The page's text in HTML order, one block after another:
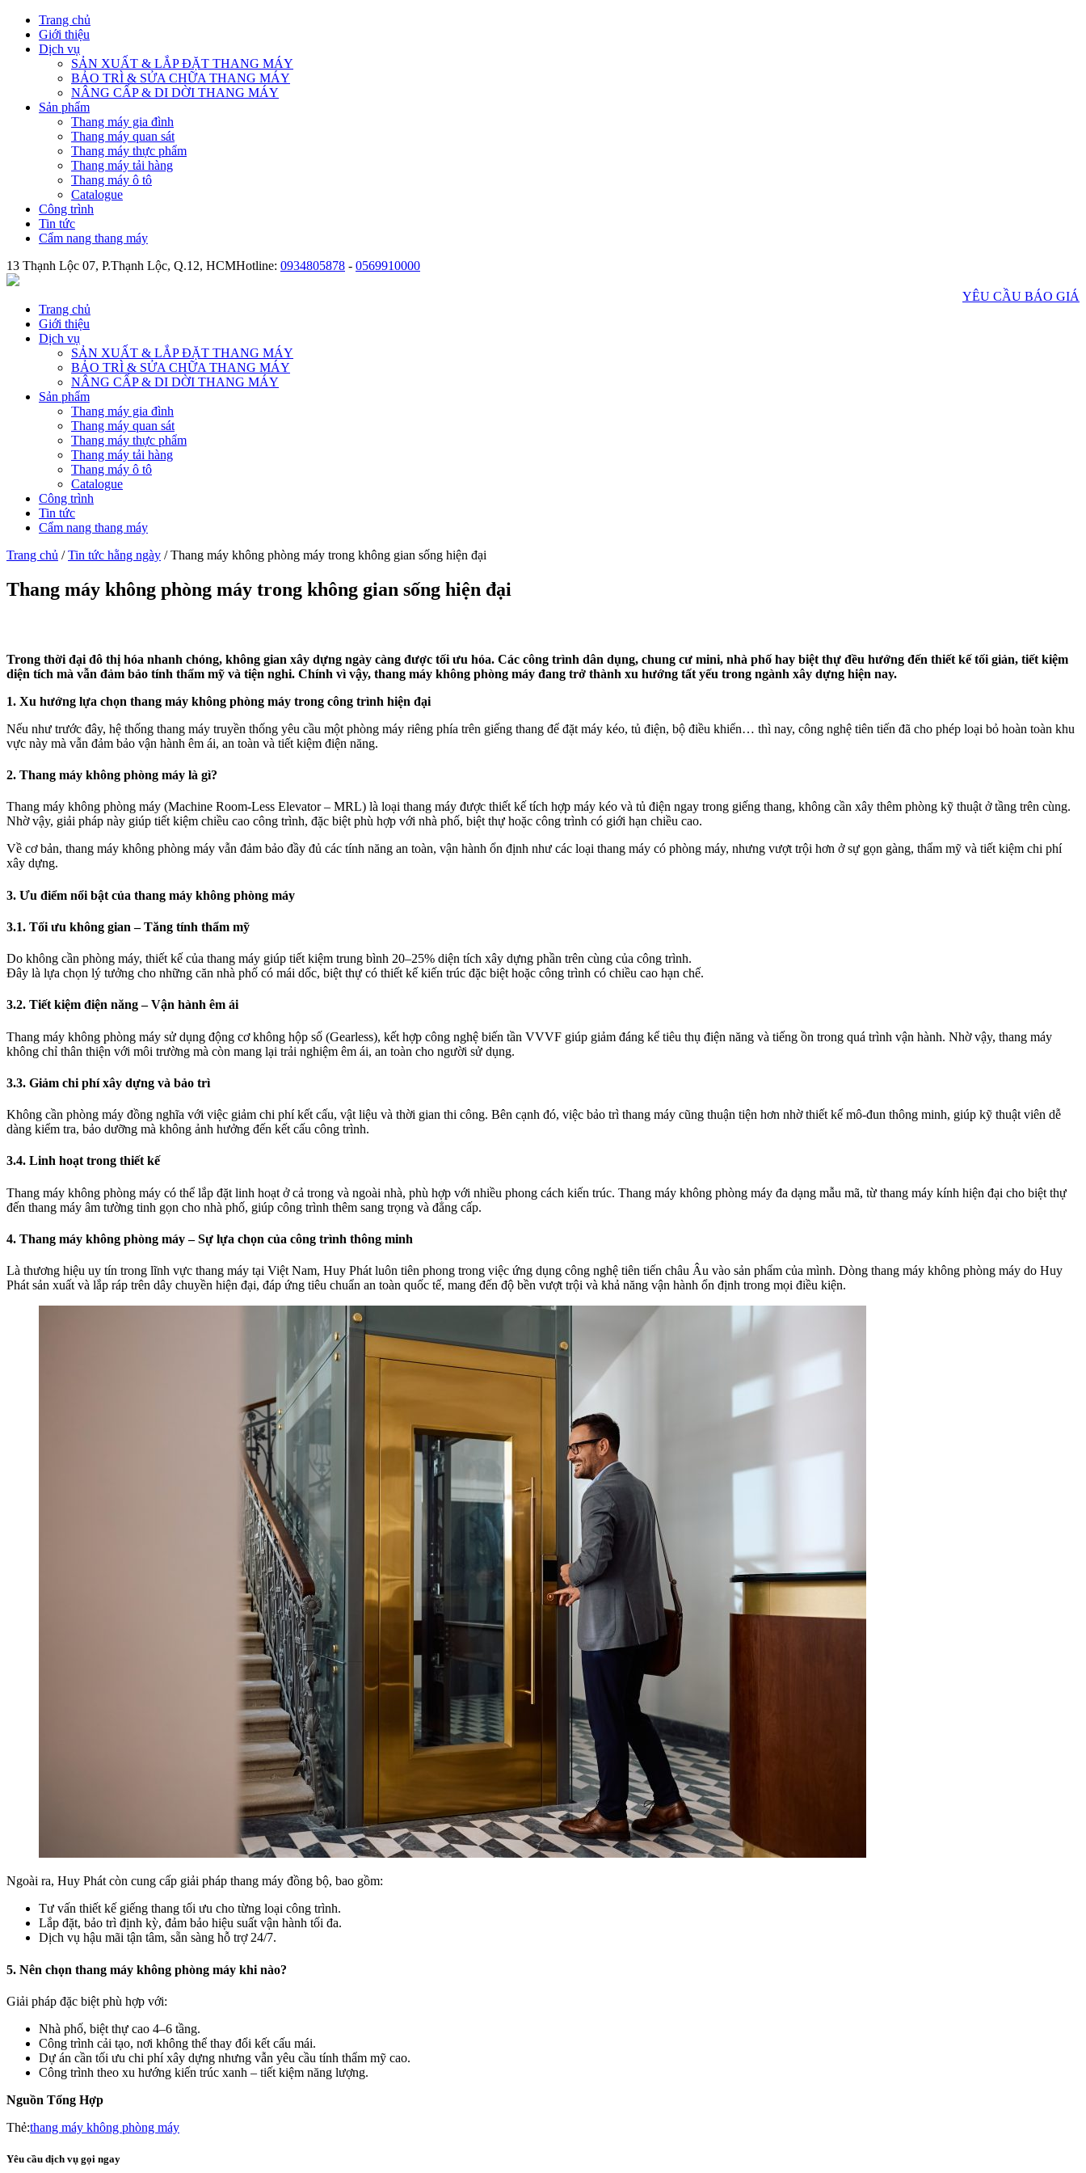
Trang chủ
Giới thiệu
Dịch vụ
SẢN XUẤT & LẮP ĐẶT THANG MÁY
BẢO TRÌ & SỬA CHỮA THANG MÁY
NÂNG CẤP & DI DỜI THANG MÁY
Sản phẩm
Thang máy gia đình
Thang máy quan sát
Thang máy thực phẩm
Thang máy tải hàng
Thang máy ô tô
Catalogue
Công trình
Tin tức
Cẩm nang thang máy
13 Thạnh Lộc 07, P.Thạnh Lộc, Q.12, HCMHotline: 0934805878 - 0569910000
YÊU CẦU BÁO GIÁ
Trang chủ
Giới thiệu
Dịch vụ
SẢN XUẤT & LẮP ĐẶT THANG MÁY
BẢO TRÌ & SỬA CHỮA THANG MÁY
NÂNG CẤP & DI DỜI THANG MÁY
Sản phẩm
Thang máy gia đình
Thang máy quan sát
Thang máy thực phẩm
Thang máy tải hàng
Thang máy ô tô
Catalogue
Công trình
Tin tức
Cẩm nang thang máy
Trang chủ /Tin tức hằng ngày / Thang máy không phòng máy trong không gian sống hiện đại
Thang máy không phòng máy trong không gian sống hiện đại
Trong thời đại đô thị hóa nhanh chóng, không gian xây dựng ngày càng được tối ưu hóa. Các công trình dân dụng, chung cư mini, nhà phố hay biệt thự đều hướng đến thiết kế tối giản, tiết kiệm
diện tích mà vẫn đảm bảo tính thẩm mỹ và tiện nghi. Chính vì vậy, thang máy không phòng máy đang trở thành xu hướng tất yếu trong ngành xây dựng hiện nay.
1. Xu hướng lựa chọn thang máy không phòng máy trong công trình hiện đại
Nếu như trước đây, hệ thống thang máy truyền thống yêu cầu một phòng máy riêng phía trên giếng thang để đặt máy kéo, tủ điện, bộ điều khiển… thì nay, công nghệ tiên tiến đã cho phép loại bỏ hoàn toàn khu
vực này mà vẫn đảm bảo vận hành êm ái, an toàn và tiết kiệm điện năng.
2. Thang máy không phòng máy là gì?
Thang máy không phòng máy (Machine Room-Less Elevator – MRL) là loại thang máy được thiết kế tích hợp máy kéo và tủ điện ngay trong giếng thang, không cần xây thêm phòng kỹ thuật ở tầng trên cùng.
Nhờ vậy, giải pháp này giúp tiết kiệm chiều cao công trình, đặc biệt phù hợp với nhà phố, biệt thự hoặc công trình có giới hạn chiều cao.
Về cơ bản, thang máy không phòng máy vẫn đảm bảo đầy đủ các tính năng an toàn, vận hành ổn định như các loại thang máy có phòng máy, nhưng vượt trội hơn ở sự gọn gàng, thẩm mỹ và tiết kiệm chi phí
xây dựng.
3. Ưu điểm nổi bật của thang máy không phòng máy
3.1. Tối ưu không gian – Tăng tính thẩm mỹ
Do không cần phòng máy, thiết kế của thang máy giúp tiết kiệm trung bình 20–25% diện tích xây dựng phần trên cùng của công trình.
Đây là lựa chọn lý tưởng cho những căn nhà phố có mái dốc, biệt thự có thiết kế kiến trúc đặc biệt hoặc công trình có chiều cao hạn chế.
3.2. Tiết kiệm điện năng – Vận hành êm ái
Thang máy không phòng máy sử dụng động cơ không hộp số (Gearless), kết hợp công nghệ biến tần VVVF giúp giảm đáng kể tiêu thụ điện năng và tiếng ồn trong quá trình vận hành. Nhờ vậy, thang máy
không chỉ thân thiện với môi trường mà còn mang lại trải nghiệm êm ái, an toàn cho người sử dụng.
3.3. Giảm chi phí xây dựng và bảo trì
Không cần phòng máy đồng nghĩa với việc giảm chi phí kết cấu, vật liệu và thời gian thi công. Bên cạnh đó, việc bảo trì thang máy cũng thuận tiện hơn nhờ thiết kế mô-đun thông minh, giúp kỹ thuật viên dễ
dàng kiểm tra, bảo dưỡng mà không ảnh hưởng đến kết cấu công trình.
3.4. Linh hoạt trong thiết kế
Thang máy không phòng máy có thể lắp đặt linh hoạt ở cả trong và ngoài nhà, phù hợp với nhiều phong cách kiến trúc. Thang máy không phòng máy đa dạng mẫu mã, từ thang máy kính hiện đại cho biệt thự
đến thang máy âm tường tinh gọn cho nhà phố, giúp công trình thêm sang trọng và đẳng cấp.
4. Thang máy không phòng máy – Sự lựa chọn của công trình thông minh
Là thương hiệu uy tín trong lĩnh vực thang máy tại Việt Nam, Huy Phát luôn tiên phong trong việc ứng dụng công nghệ tiên tiến châu Âu vào sản phẩm của mình. Dòng thang máy không phòng máy do Huy
Phát sản xuất và lắp ráp trên dây chuyền hiện đại, đáp ứng tiêu chuẩn an toàn quốc tế, mang đến độ bền vượt trội và khả năng vận hành ổn định trong mọi điều kiện.
Ngoài ra, Huy Phát còn cung cấp giải pháp thang máy đồng bộ, bao gồm:
Tư vấn thiết kế giếng thang tối ưu cho từng loại công trình.
Lắp đặt, bảo trì định kỳ, đảm bảo hiệu suất vận hành tối đa.
Dịch vụ hậu mãi tận tâm, sẵn sàng hỗ trợ 24/7.
5. Nên chọn thang máy không phòng máy khi nào?
Giải pháp đặc biệt phù hợp với:
Nhà phố, biệt thự cao 4–6 tầng.
Công trình cải tạo, nơi không thể thay đổi kết cấu mái.
Dự án cần tối ưu chi phí xây dựng nhưng vẫn yêu cầu tính thẩm mỹ cao.
Công trình theo xu hướng kiến trúc xanh – tiết kiệm năng lượng.
Nguồn Tổng Hợp
Thẻ:thang máy không phòng máy
Yêu cầu dịch vụ gọi ngay